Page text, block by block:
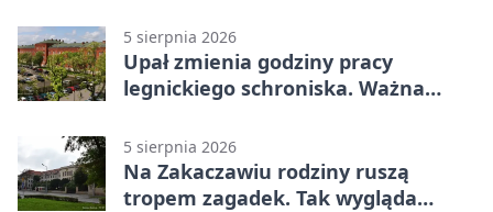
5 sierpnia 2026
Upał zmienia godziny pracy
legnickiego schroniska. Ważna
5 sierpnia 2026
Na Zakaczawiu rodziny ruszą
tropem zagadek. Tak wygląda